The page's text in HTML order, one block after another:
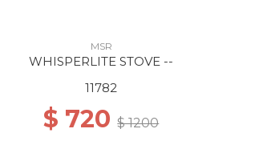
MSR
WHISPERLITE STOVE --
11782
$ 720$ 1200